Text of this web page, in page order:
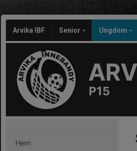
Arvika IBF Senior Ungdom
P15
Hem